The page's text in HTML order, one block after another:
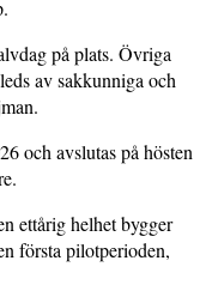
på plats. Övriga
av sakkunniga och
och avslutas på hösten
ettårig helhet bygger
första pilotperioden,